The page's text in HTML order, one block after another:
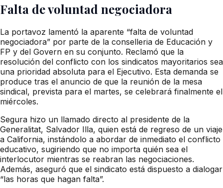
Falta de voluntad negociadora
La portavoz lamentó la aparente “falta de voluntad
negociadora” por parte de la conselleria de Educación y
FP y del Govern en su conjunto. Reclamó que la
resolución del conflicto con los sindicatos mayoritarios sea
una prioridad absoluta para el Ejecutivo. Esta demanda se
produce tras el anuncio de que la reunión de la mesa
sindical, prevista para el martes, se celebrará finalmente el
miércoles.
Segura hizo un llamado directo al presidente de la
Generalitat, Salvador Illa, quien está de regreso de un viaje
a California, instándolo a abordar de inmediato el conflicto
educativo, sugiriendo que no importa quién sea el
interlocutor mientras se reabran las negociaciones.
Además, aseguró que el sindicato está dispuesto a dialogar
“las horas que hagan falta”.